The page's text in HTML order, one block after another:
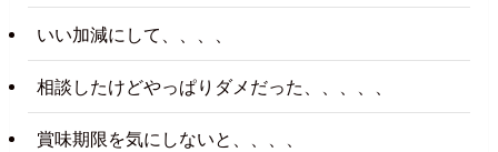
いい加減にして、、、、
相談したけどやっぱりダメだった、、、、、
賞味期限を気にしないと、、、、